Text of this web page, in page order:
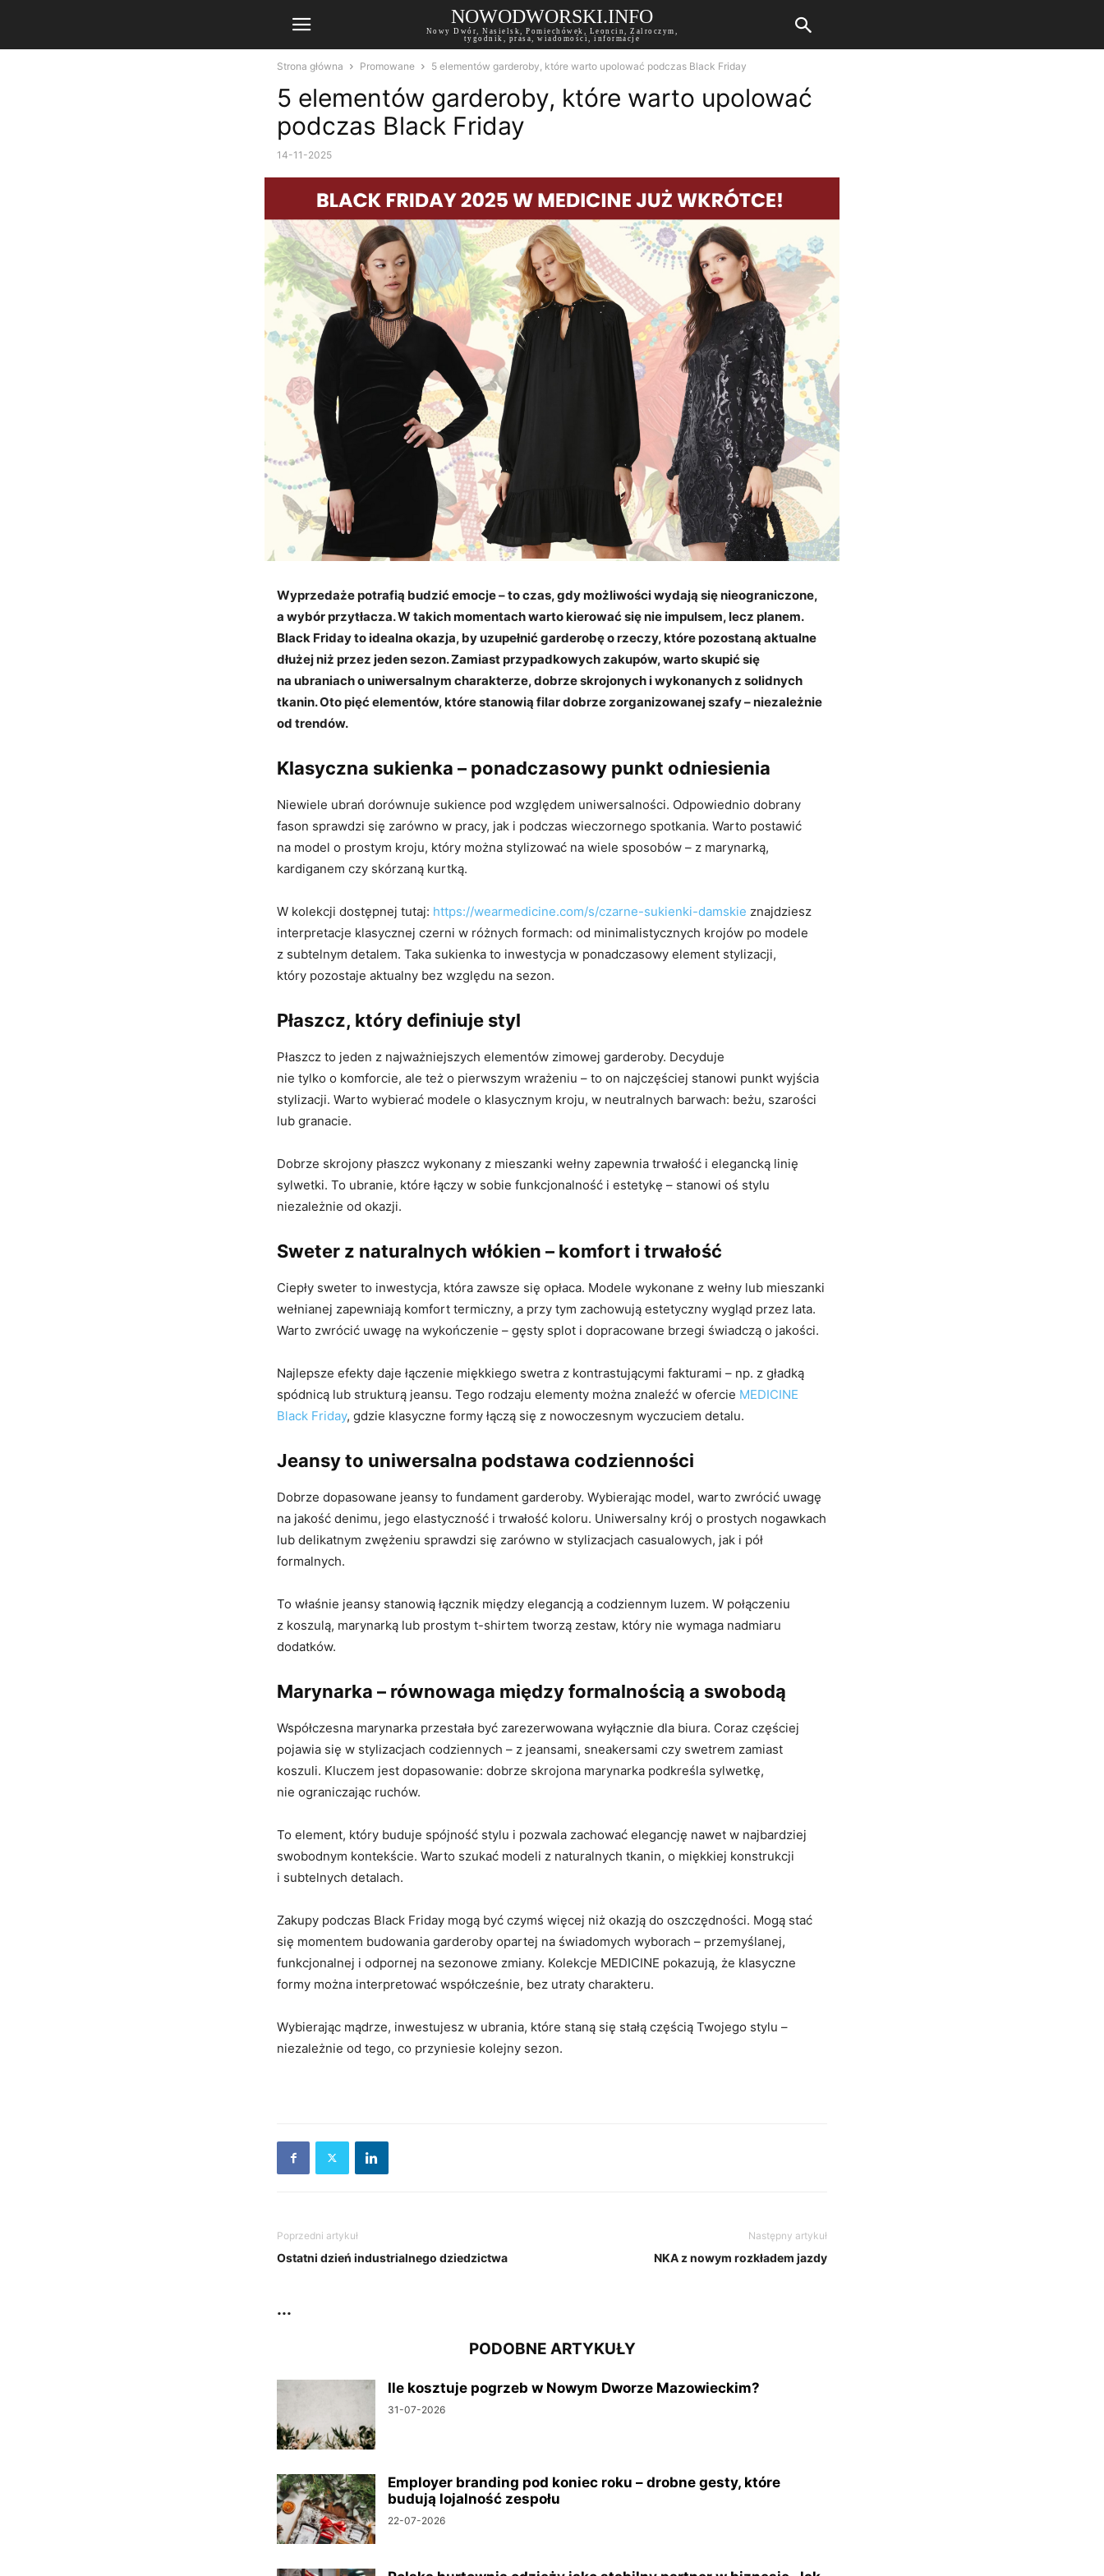
NOWODWORSKI.INFO
Nowy Dwór, Nasielsk, Pomiechówek, Leoncin, Zalroczym,
tygodnik, prasa, wiadomości, informacje
Strona główna Promowane 5 elementów garderoby, które warto upolować podczas Black Friday
5 elementów garderoby, które warto upolować
podczas Black Friday
14-11-2025
Wyprzedaże potrafią budzić emocje – to czas, gdy możliwości wydają się nieograniczone,
a wybór przytłacza. W takich momentach warto kierować się nie impulsem, lecz planem.
Black Friday to idealna okazja, by uzupełnić garderobę o rzeczy, które pozostaną aktualne
dłużej niż przez jeden sezon. Zamiast przypadkowych zakupów, warto skupić się
na ubraniach o uniwersalnym charakterze, dobrze skrojonych i wykonanych z solidnych
tkanin. Oto pięć elementów, które stanowią filar dobrze zorganizowanej szafy – niezależnie
od trendów.
Klasyczna sukienka – ponadczasowy punkt odniesienia
Niewiele ubrań dorównuje sukience pod względem uniwersalności. Odpowiednio dobrany
fason sprawdzi się zarówno w pracy, jak i podczas wieczornego spotkania. Warto postawić
na model o prostym kroju, który można stylizować na wiele sposobów – z marynarką,
kardiganem czy skórzaną kurtką.
W kolekcji dostępnej tutaj: https://wearmedicine.com/s/czarne-sukienki-damskie znajdziesz
interpretacje klasycznej czerni w różnych formach: od minimalistycznych krojów po modele
z subtelnym detalem. Taka sukienka to inwestycja w ponadczasowy element stylizacji,
który pozostaje aktualny bez względu na sezon.
Płaszcz, który definiuje styl
Płaszcz to jeden z najważniejszych elementów zimowej garderoby. Decyduje
nie tylko o komforcie, ale też o pierwszym wrażeniu – to on najczęściej stanowi punkt wyjścia
stylizacji. Warto wybierać modele o klasycznym kroju, w neutralnych barwach: beżu, szarości
lub granacie.
Dobrze skrojony płaszcz wykonany z mieszanki wełny zapewnia trwałość i elegancką linię
sylwetki. To ubranie, które łączy w sobie funkcjonalność i estetykę – stanowi oś stylu
niezależnie od okazji.
Sweter z naturalnych włókien – komfort i trwałość
Ciepły sweter to inwestycja, która zawsze się opłaca. Modele wykonane z wełny lub mieszanki
wełnianej zapewniają komfort termiczny, a przy tym zachowują estetyczny wygląd przez lata.
Warto zwrócić uwagę na wykończenie – gęsty splot i dopracowane brzegi świadczą o jakości.
Najlepsze efekty daje łączenie miękkiego swetra z kontrastującymi fakturami – np. z gładką
spódnicą lub strukturą jeansu. Tego rodzaju elementy można znaleźć w ofercie MEDICINE
Black Friday, gdzie klasyczne formy łączą się z nowoczesnym wyczuciem detalu.
Jeansy to uniwersalna podstawa codzienności
Dobrze dopasowane jeansy to fundament garderoby. Wybierając model, warto zwrócić uwagę
na jakość denimu, jego elastyczność i trwałość koloru. Uniwersalny krój o prostych nogawkach
lub delikatnym zwężeniu sprawdzi się zarówno w stylizacjach casualowych, jak i pół
formalnych.
To właśnie jeansy stanowią łącznik między elegancją a codziennym luzem. W połączeniu
z koszulą, marynarką lub prostym t-shirtem tworzą zestaw, który nie wymaga nadmiaru
dodatków.
Marynarka – równowaga między formalnością a swobodą
Współczesna marynarka przestała być zarezerwowana wyłącznie dla biura. Coraz częściej
pojawia się w stylizacjach codziennych – z jeansami, sneakersami czy swetrem zamiast
koszuli. Kluczem jest dopasowanie: dobrze skrojona marynarka podkreśla sylwetkę,
nie ograniczając ruchów.
To element, który buduje spójność stylu i pozwala zachować elegancję nawet w najbardziej
swobodnym kontekście. Warto szukać modeli z naturalnych tkanin, o miękkiej konstrukcji
i subtelnych detalach.
Zakupy podczas Black Friday mogą być czymś więcej niż okazją do oszczędności. Mogą stać
się momentem budowania garderoby opartej na świadomych wyborach – przemyślanej,
funkcjonalnej i odpornej na sezonowe zmiany. Kolekcje MEDICINE pokazują, że klasyczne
formy można interpretować współcześnie, bez utraty charakteru.
Wybierając mądrze, inwestujesz w ubrania, które staną się stałą częścią Twojego stylu –
niezależnie od tego, co przyniesie kolejny sezon.
Poprzedni artykuł
Ostatni dzień industrialnego dziedzictwa
Następny artykuł
NKA z nowym rozkładem jazdy
...
PODOBNE ARTYKUŁY
Ile kosztuje pogrzeb w Nowym Dworze Mazowieckim?
31-07-2026
Employer branding pod koniec roku – drobne gesty, które
budują lojalność zespołu
22-07-2026